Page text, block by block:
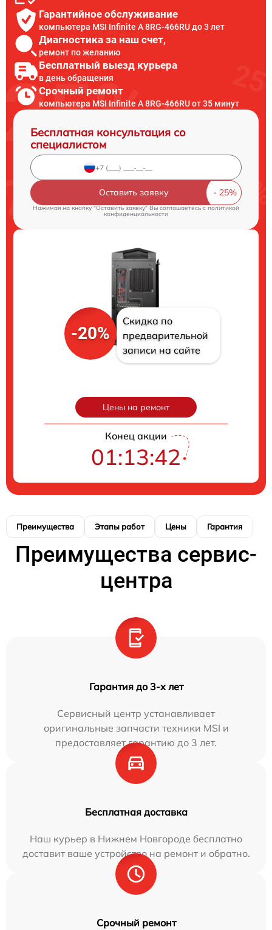
Гарантийное обслуживание
компьютера MSI Infinite A 8RG-466RU до 3 лет
Диагностика за наш счет,
ремонт по желанию
Бесплатный выезд курьера
в день обращения
Срочный ремонт
компьютера MSI Infinite A 8RG-466RU от 35 минут
Бесплатная консультация со
специалистом
Оставить заявку
Нажимая на кнопку "Оставить заявку" Вы соглашаетесь cполитикой
конфиденциальности
-20%
Скидка по
предварительной
записи на сайте
Цены на ремонт
Конец акции
01:13:41
Преимущества Этапы работ Цены Гарантия
Преимущества сервис-
центра
Гарантия до 3-х лет
Сервисный центр устанавливает
оригинальные запчасти техники MSI и
предоставляет гарантию до 3 лет.
Бесплатная доставка
Наш курьер в Нижнем Новгороде бесплатно
доставит ваше устройство на ремонт и обратно.
Срочный ремонт